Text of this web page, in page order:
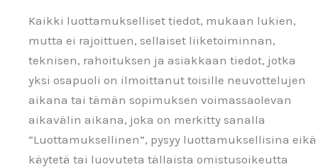
Kaikki luottamukselliset tiedot, mukaan lukien,
mutta ei rajoittuen, sellaiset liiketoiminnan,
teknisen, rahoituksen ja asiakkaan tiedot, jotka
yksi osapuoli on ilmoittanut toisille neuvottelujen
aikana tai tämän sopimuksen voimassaolevan
aikavälin aikana, joka on merkitty sanalla
“Luottamuksellinen”, pysyy luottamuksellisina eikä
käytetä tai luovuteta tällaista omistusoikeutta